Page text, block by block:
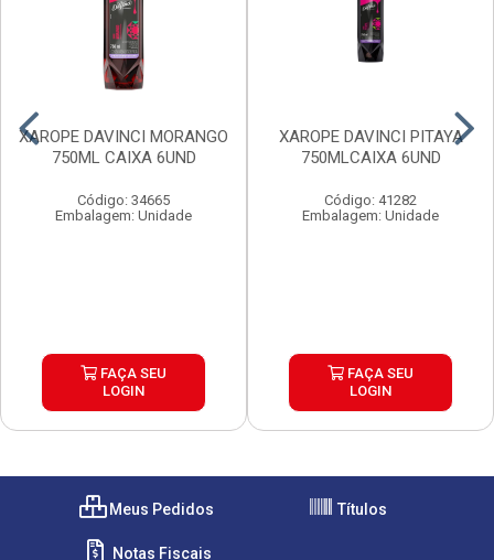
XAROPE DAVINCI MORANGO
750ML CAIXA 6UND
Código: 34665
Embalagem: Unidade
FAÇA SEU
LOGIN
XAROPE DAVINCI PITAYA
750MLCAIXA 6UND
Código: 41282
Embalagem: Unidade
FAÇA SEU
LOGIN
Meus Pedidos Títulos
Notas Fiscais